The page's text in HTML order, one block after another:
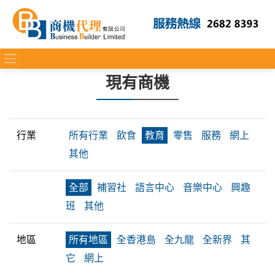
現有商機
行業 所有行業 飲食 教育 零售 服務
網上
其他
全部 補習社 語言中心 音樂中心
興趣
班
其他
地區 所有地區 全香港島 全九龍 全新界
其
它
網上